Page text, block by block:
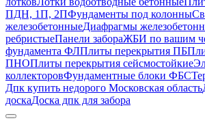
ПДН, 1П, 2ПФундаменты под колонны
железобетонныеДиафрагмы
ребристыеПанели забораЖБИ по вашим
фундамента ФЛПлиты перекрытия ПБ
ПНОПлиты перекрытия сейсмостойкие
коллекторовФундаментные блоки ФБС
Дпк купить недорого Московская область
доскаДоска дпк для забора